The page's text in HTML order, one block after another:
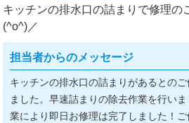
キッチンの排水口の詰まりで修理の
(^o^)／
担当者からのメッセージ
キッチンの排水口の詰まりがあるとの
ました。早速詰まりの除去作業を行い
業により即日お修理は完了しました！